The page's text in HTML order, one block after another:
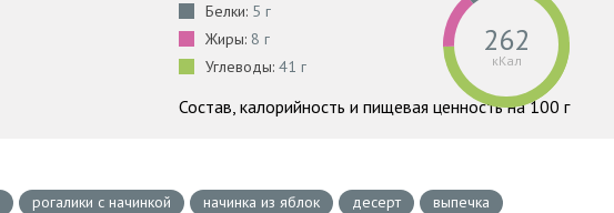
Белки: 5 г
Жиры: 8 г
Углеводы: 41 г
262
кКал
Состав, калорийность и пищевая ценность на 100 г
рогалики с начинкой начинка из яблок десерт выпечка